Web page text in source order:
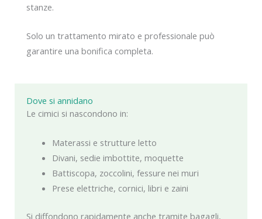
Dove si annidano
Le cimici si nascondono in:
Materassi e strutture letto
Divani, sedie imbottite, moquette
Battiscopa, zoccolini, fessure nei muri
Prese elettriche, cornici, libri e zaini
Si diffondono rapidamente anche tramite bagagli,
stanze.
Solo un trattamento mirato e professionale può
garantire una bonifica completa.